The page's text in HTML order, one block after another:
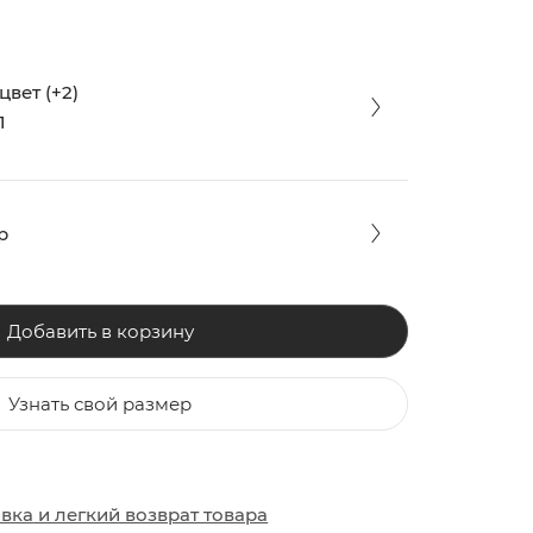
ОБУВЬ
ОБУВЬ
(+2)
Добавить в корзину
Узнать свой размер
илегкий возврат товара